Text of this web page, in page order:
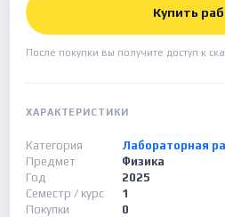
Купить
После покупки вы получите доступ к
ХАРАКТЕРИСТИКИ
Категория
Лабораторная
Предмет
Физика
Год
2025
Семестр / курс
1
Покупки
0